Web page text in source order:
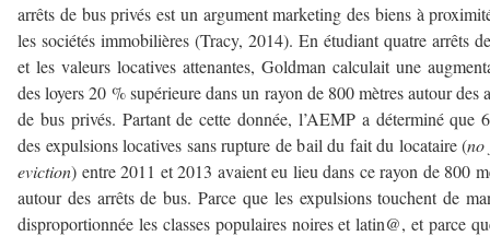
arrêts de bus privés est un argument marketing des biens à
les sociétés immobilières (Tracy, 2014). En étudiant quatre arrêts
et les valeurs locatives attenantes, Goldman calculait une
des loyers 20 % supérieure dans un rayon de 800 mètres autour des
de bus privés. Partant de cette donnée, l’AEMP a déterminé que
des expulsions locatives sans rupture de bail du fait du locataire (no
eviction) entre 2011 et 2013 avaient eu lieu dans ce rayon de 800
autour des arrêts de bus. Parce que les expulsions touchent de
disproportionnée les classes populaires noires et latin@, et parce